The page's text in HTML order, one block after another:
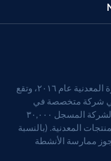
تأسست شركة فوشان نانهاي يويلو للأجهزة المعدنية عام ٢٠١٦، وتقع
شركة متخصصة في
صناعة المنتجات المعدنية. يبلغ رأس مال الشركة المسجل ٣٠,٠٠٠
المعدنية. (بالنسبة
ممارسة الأنشطة